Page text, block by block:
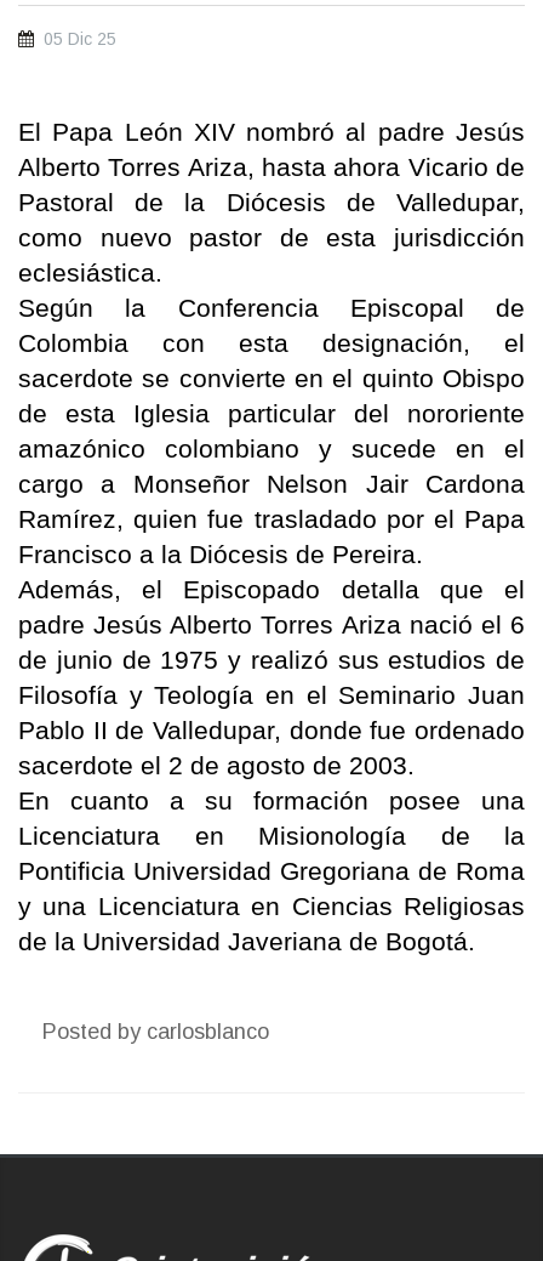
05 Dic 25
El Papa León XIV nombró al padre Jesús
Alberto Torres Ariza, hasta ahora Vicario de
Pastoral de la Diócesis de Valledupar,
como nuevo pastor de esta jurisdicción
eclesiástica.
Según la Conferencia Episcopal de
Colombia con esta designación, el
sacerdote se convierte en el quinto Obispo
de esta Iglesia particular del nororiente
amazónico colombiano y sucede en el
cargo a Monseñor Nelson Jair Cardona
Ramírez, quien fue trasladado por el Papa
Francisco a la Diócesis de Pereira.
Además, el Episcopado detalla que el
padre Jesús Alberto Torres Ariza nació el 6
de junio de 1975 y realizó sus estudios de
Filosofía y Teología en el Seminario Juan
Pablo II de Valledupar, donde fue ordenado
sacerdote el 2 de agosto de 2003.
En cuanto a su formación posee una
Licenciatura en Misionología de la
Pontificia Universidad Gregoriana de Roma
y una Licenciatura en Ciencias Religiosas
de la Universidad Javeriana de Bogotá.
Posted by carlosblanco